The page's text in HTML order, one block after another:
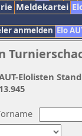
Meldekartei
anmelden Elo
Elolisten
13.945